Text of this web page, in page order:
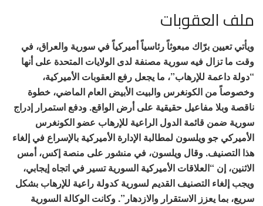
ملف العقوبات
ويأتي تعيين برّاك مبعوثاً رئاسياً أميركياً في سورية والعراق، في
وقت ما تزال فيه سورية مصنفة لدى الولايات المتحدة على أنها
“دولة داعمة للإرهاب”، ما يجعل رفع العقوبات الأميركية،
وخصوصاً من الكونغرس والبيت الأبيض العام الماضي، خطوة
ناقصة وبلا مفاعيل حقيقية على أرض الواقع. ودفع استمرار إدراج
سورية ضمن قائمة الدول الراعية للإرهاب عضو الكونغرس
الأميركي جو ويلسون لمطالبة الإدارة الأميركية بالإسراع في إلغاء
هذا التصنيف. وقال ويلسون، في منشور على منصة إكس، أمس
الاثنين، إن “العلاقات الأميركية السورية تسير في اتجاه إيجابي،
ويجب إلغاء التصنيف القديم لسورية كدولة راعية للإرهاب بشكل
سريع، بما يعزز الاستقرار والازدهار”. وكانت الوكالة السورية